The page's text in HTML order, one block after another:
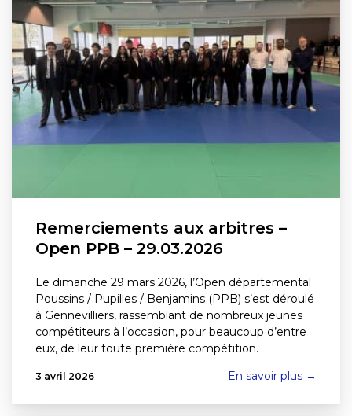
Remerciements aux arbitres –
Open PPB – 29.03.2026
Le dimanche 29 mars 2026, l’Open départemental
Poussins / Pupilles / Benjamins (PPB) s’est déroulé
à Gennevilliers, rassemblant de nombreux jeunes
compétiteurs à l’occasion, pour beaucoup d’entre
eux, de leur toute première compétition.
3 avril 2026 En savoir plus →